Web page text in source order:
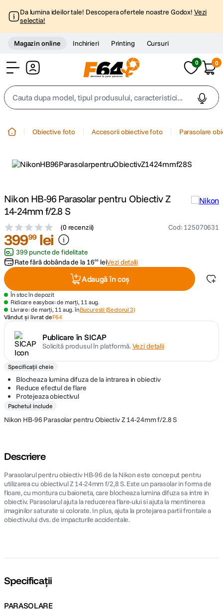
Da lumina ideilor tale! Descopera ofertele noastre Godox! Vezi
selectia!
Magazin online Inchirieri Printing Cursuri
0 0
Cauta dupa model, tipul produsului, caracteristici...
3. trepied telefon
5. canon sx740 hs
6. lavaliera
7. card memorie
8. ulanzi
9 . insta 360
10. godox
Obiective foto Accesorii obiective foto Parasolare
Nikon HB-96 Parasolar pentru Obiectiv Z
14-24mm f/2.8 S
(0 recenzii) Cod: 125070631
39999 lei
399 puncte de fidelitate
Rate fără dobânda de la 1666 leiVezi detalii
Adaugă în coș
În stoc în depozit
Ridicare easybox: de marți, 11 aug.
Livrare: de marți, 11 aug. înBucuresti (Sectorul 3)
Vândut și livrat deF64
Publicare în SICAP
Solicită produsul în platformă.Vezi detalii
Specificații cheie
Blocheaza lumina difuza de la intrarea in obiectiv
Reduce efectul de flare
Protejeaza obiectivul
Pachetul include
Nikon HB-96 Parasolar pentru Obiectiv Z 14-24mm f/2.8 S
Descriere
Parasolarul pentru obiectiv HB-96 de la Nikon este conceput pentru
utilizarea cu obiectivul Z 14-24mm f/2,8 S. Este un parasolar in forma de
floare, cu montura cu baioneta, care blocheaza lumina difuza sa intre in
obiectiv. Parasolarul ajuta la reducerea flare-ului si ajuta la mentinerea
imaginilor saturate si colorate. In plus, ajuta la protejarea partii frontale a
obiectivului dvs. de impacturile accidentale.
Specificații
PARASOLARE